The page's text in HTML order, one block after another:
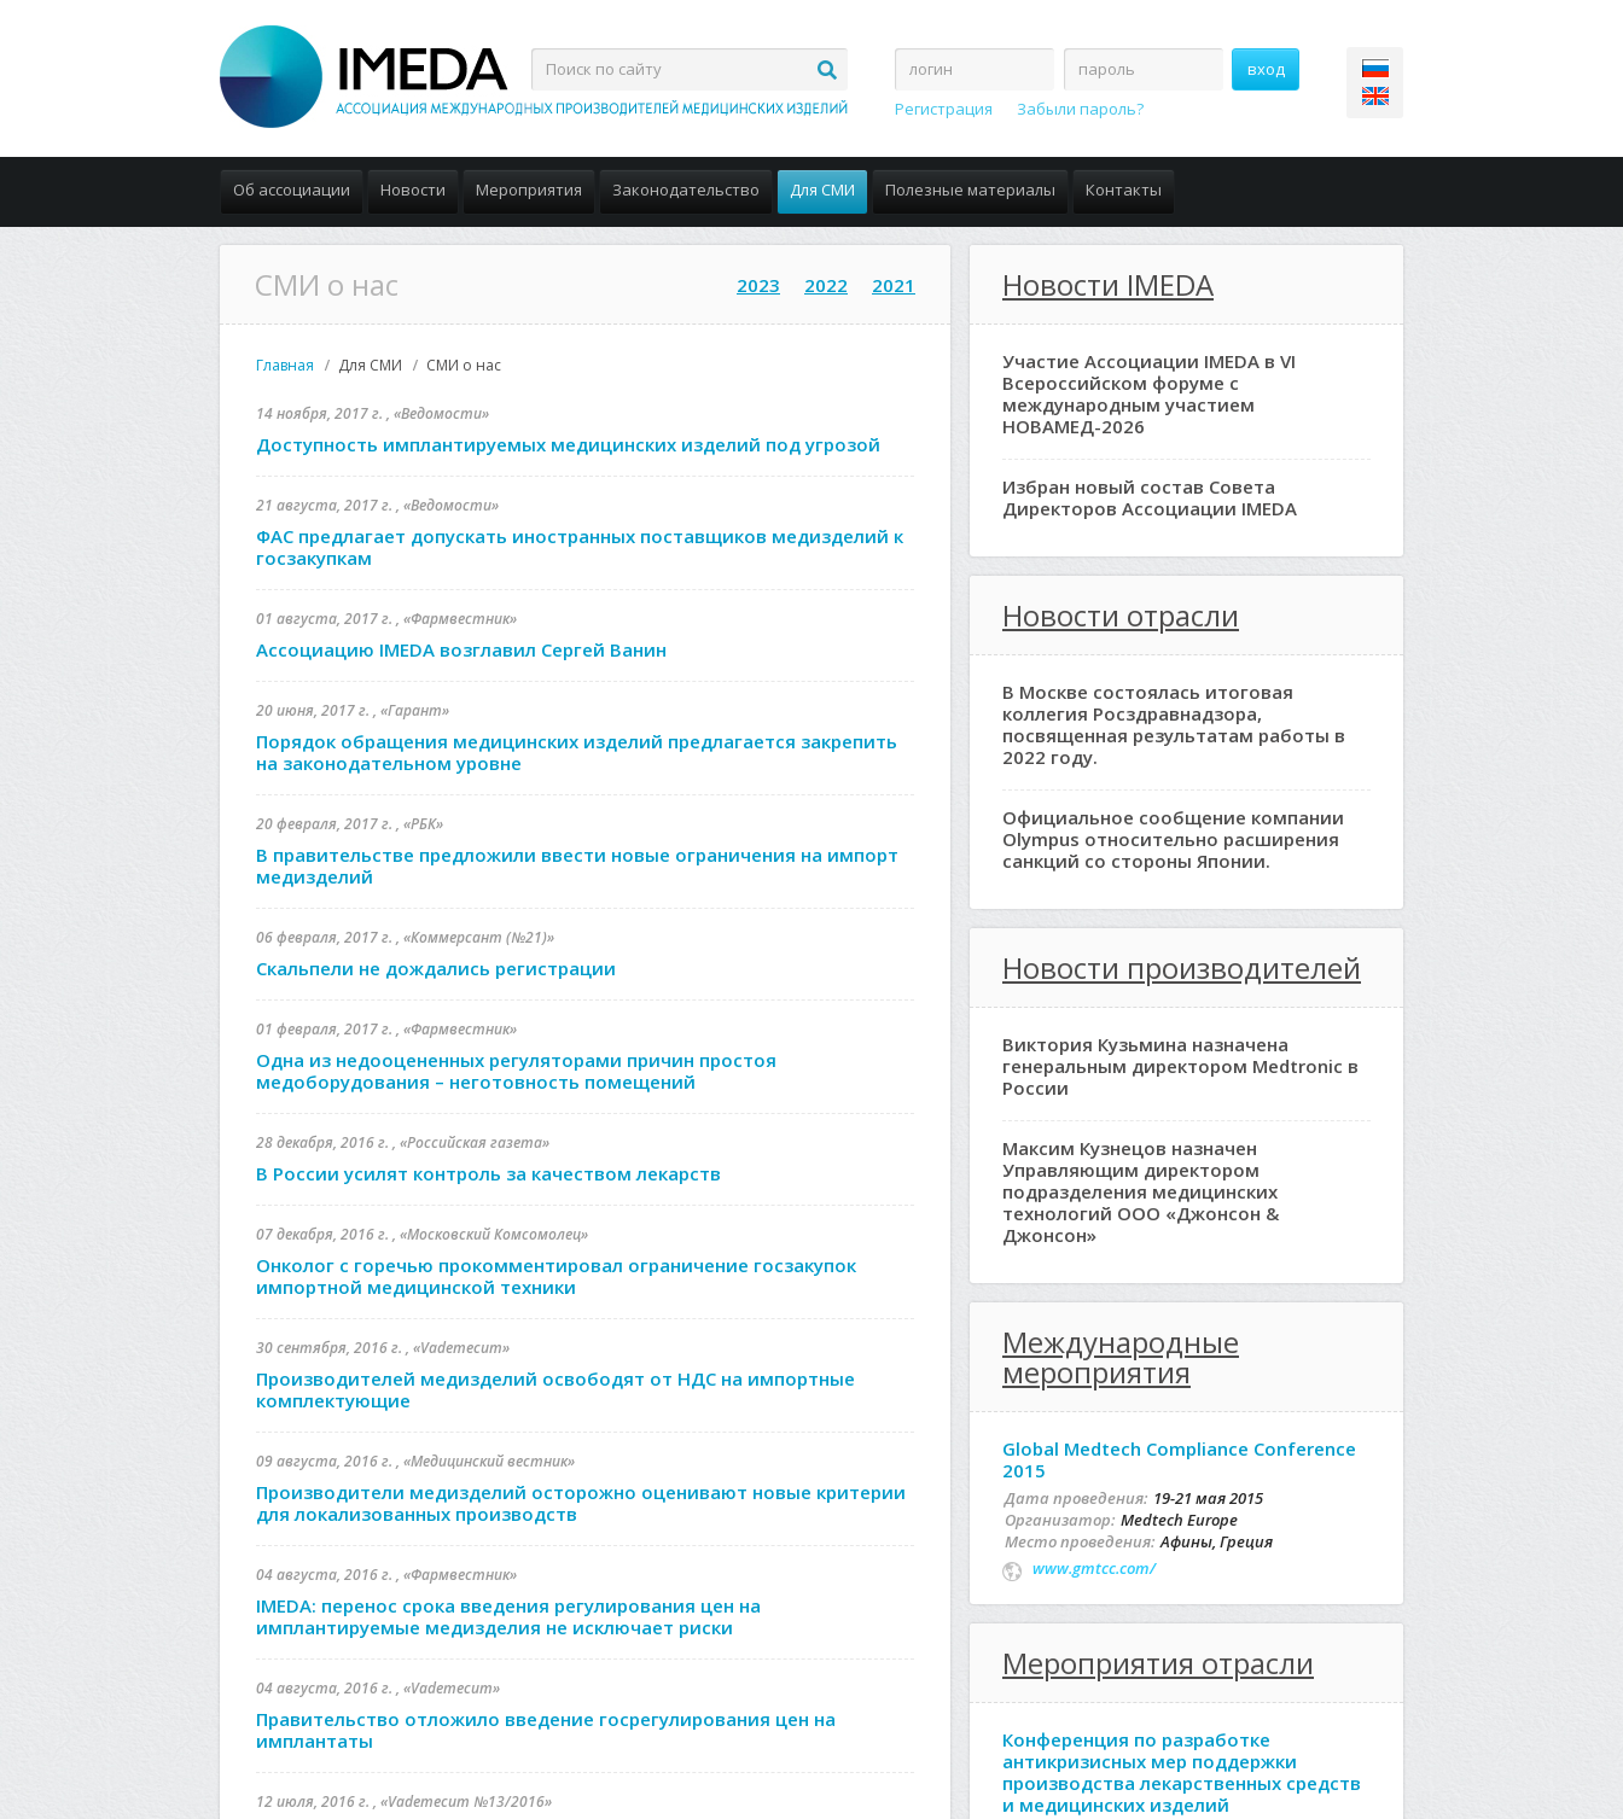
Регистрация Забыли пароль?
Об ассоциации Новости Мероприятия Законодательство Для СМИ Полезные материалы Контакты
2023 2022 2021
СМИ о нас
Главная Для СМИ СМИ о нас
14 ноября, 2017 г. , «Ведомости»
Доступность имплантируемых медицинских изделий под угрозой
21 августа, 2017 г. , «Ведомости»
ФАС предлагает допускать иностранных поставщиков медизделий к
госзакупкам
01 августа, 2017 г. , «Фармвестник»
Ассоциацию IMEDA возглавил Сергей Ванин
20 июня, 2017 г. , «Гарант»
Порядок обращения медицинских изделий предлагается закрепить
на законодательном уровне
20 февраля, 2017 г. , «РБК»
В правительстве предложили ввести новые ограничения на импорт
медизделий
06 февраля, 2017 г. , «Коммерсант (№21)»
Скальпели не дождались регистрации
01 февраля, 2017 г. , «Фармвестник»
Одна из недооцененных регуляторами причин простоя
медоборудования – неготовность помещений
28 декабря, 2016 г. , «Российская газета»
В России усилят контроль за качеством лекарств
07 декабря, 2016 г. , «Московский Комсомолец»
Онколог с горечью прокомментировал ограничение госзакупок
импортной медицинской техники
30 сентября, 2016 г. , «Vademecum»
Производителей медизделий освободят от НДС на импортные
комплектующие
09 августа, 2016 г. , «Медицинский вестник»
Производители медизделий осторожно оценивают новые критерии
для локализованных производств
04 августа, 2016 г. , «Фармвестник»
IMEDA: перенос срока введения регулирования цен на
имплантируемые медизделия не исключает риски
04 августа, 2016 г. , «Vademecum»
Правительство отложило введение госрегулирования цен на
имплантаты
12 июля, 2016 г. , «Vademecum №13/2016»
Новости IMEDA
Участие Ассоциации IMEDA в VI
Всероссийском форуме с
международным участием
НОВАМЕД-2026
Избран новый состав Совета
Директоров Ассоциации IMEDA
Новости отрасли
В Москве состоялась итоговая
коллегия Росздравнадзора,
посвященная результатам работы в
2022 году.
Официальное сообщение компании
Olympus относительно расширения
санкций со стороны Японии.
Новости производителей
Виктория Кузьмина назначена
генеральным директором Medtronic в
России
Максим Кузнецов назначен
Управляющим директором
подразделения медицинских
технологий ООО «Джонсон &
Джонсон»
Международные
мероприятия
Global Medtech Compliance Conference
2015
Дата проведения: 19-21 мая 2015
Организатор: Medtech Europe
Место проведения: Афины, Греция
www.gmtcc.com/
Мероприятия отрасли
Конференция по разработке
антикризисных мер поддержки
производства лекарственных средств
и медицинских изделий